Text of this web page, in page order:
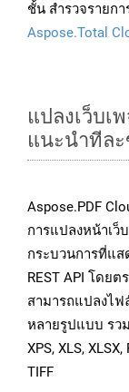
ชั้น สำรวจรายก
Aspose.Total
แปลงเว็บเ
แนะนำทีล
Aspose.PDF
การแปลงหน้าเว็
กระบวนการที่แส
REST API โดยต
สามารถแปลงไฟ
หลายรูปแบบ รวม
XPS, XLS,
TIFF